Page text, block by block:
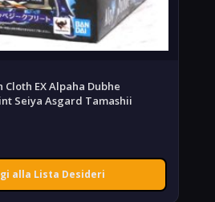
EX Alpaha Dubhe
Seiya Asgard Tamashii
alla Lista Desideri